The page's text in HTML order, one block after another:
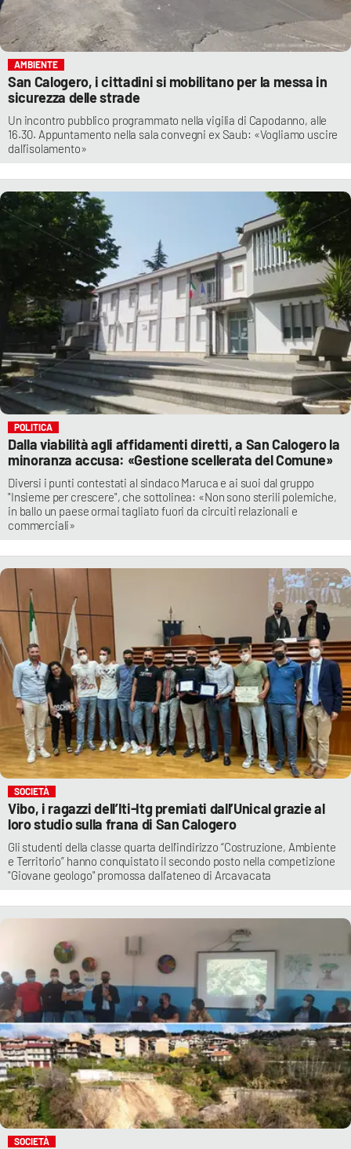
AMBIENTE
San Calogero, i cittadini si mobilitano per la messa in
sicurezza delle strade
Un incontro pubblico programmato nella vigilia di Capodanno, alle
16.30. Appuntamento nella sala convegni ex Saub: «Vogliamo uscire
dall’isolamento»
POLITICA
Dalla viabilità agli affidamenti diretti, a San Calogero la
minoranza accusa: «Gestione scellerata del Comune»
Diversi i punti contestati al sindaco Maruca e ai suoi dal gruppo
"Insieme per crescere", che sottolinea: «Non sono sterili polemiche,
in ballo un paese ormai tagliato fuori da circuiti relazionali e
commerciali»
SOCIETÀ
Vibo, i ragazzi dell’Iti-Itg premiati dall’Unical grazie al
loro studio sulla frana di San Calogero
Gli studenti della classe quarta dell'indirizzo “Costruzione, Ambiente
e Territorio” hanno conquistato il secondo posto nella competizione
"Giovane geologo" promossa dall’ateneo di Arcavacata
SOCIETÀ